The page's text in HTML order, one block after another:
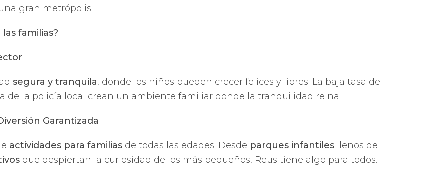
gran metrópolis.
familias?
segura y tranquila, donde los niños pueden crecer felices y libres. La baja tasa de
de la policía local crean un ambiente familiar donde la tranquilidad reina.
Garantizada
actividades para familias de todas las edades. Desde parques infantiles llenos de
que despiertan la curiosidad de los más pequeños, Reus tiene algo para todos.